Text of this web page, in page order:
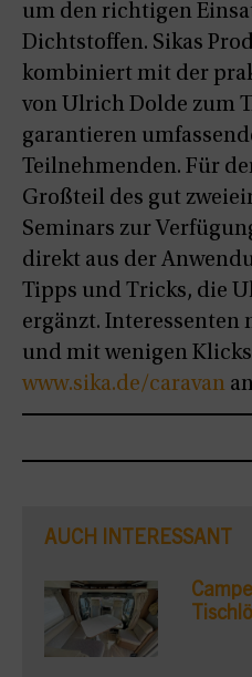
um den richtigen
Dichtstoffen. Sikas
kombiniert mit der
von Ulrich Dolde zum
garantieren
Teilnehmenden. Für
Großteil des gut
Seminars zur
direkt aus der
Tipps und Tricks, die
ergänzt. Interessenten
und mit wenigen
www.sika.de/caravan
AUCH INTERESSANT